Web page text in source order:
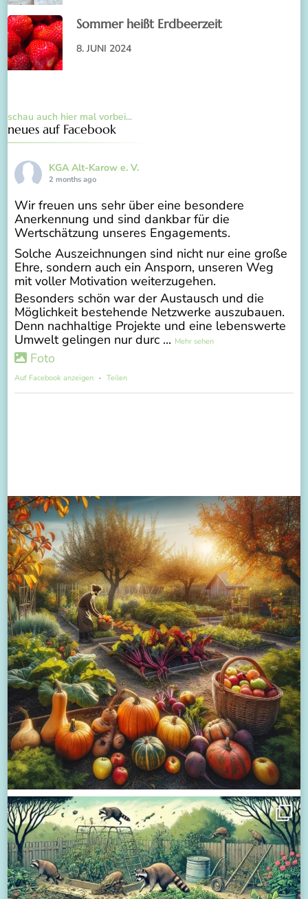
Sommer heißt Erdbeerzeit
8. JUNI 2024
schau auch hier mal vorbei...
neues auf Facebook
KGA Alt-Karow e. V.
2 months ago
Wir freuen uns sehr über eine besondere
Anerkennung und sind dankbar für die
Wertschätzung unseres Engagements.
Solche Auszeichnungen sind nicht nur eine große
Ehre, sondern auch ein Ansporn, unseren Weg
mit voller Motivation weiterzugehen.
Besonders schön war der Austausch und die
Möglichkeit bestehende Netzwerke auszubauen.
Denn nachhaltige Projekte und eine lebenswerte
Umwelt gelingen nur durc ... Mehr sehen
Foto
Auf Facebook anzeigen · Teilen